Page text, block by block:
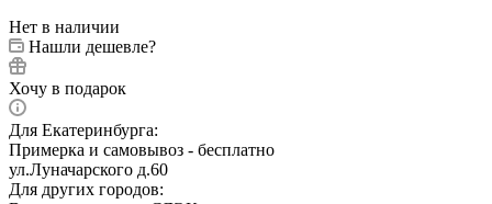
Нет в наличии
Нашли дешевле?
Хочу в подарок
Для Екатеринбурга:
Примерка и самовывоз - бесплатно
ул.Луначарского д.60
Для других городов: